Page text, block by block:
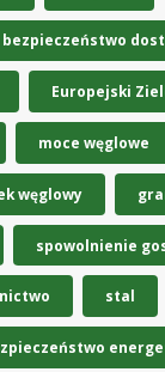
bezpieczeństwo
Europejski
moce węglowe
węglowy
spowolnienie
stal